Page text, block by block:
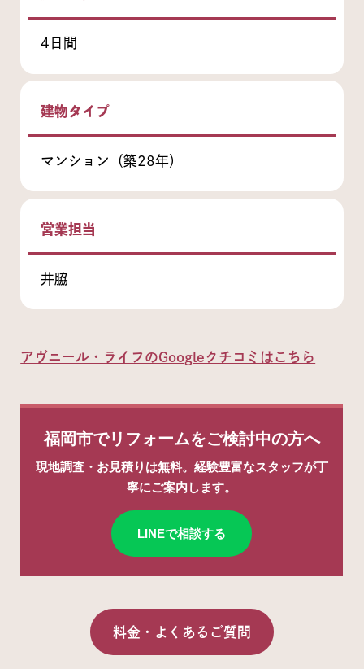
4日間
建物タイプ
マンション（築28年）
営業担当
井脇
アヴニール・ライフのGoogleクチコミはこちら
福岡市でリフォームをご検討中の方へ
現地調査・お見積りは無料。経験豊富なスタッフが丁
寧にご案内します。
LINEで相談する
料金・よくあるご質問